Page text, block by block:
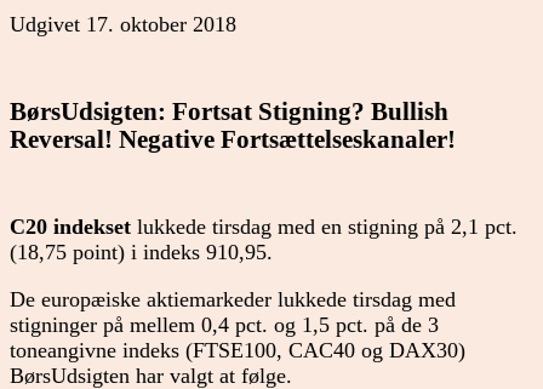
Udgivet 17. oktober 2018
BørsUdsigten: Fortsat Stigning? Bullish
Reversal! Negative Fortsættelseskanaler!
C20 indekset lukkede tirsdag med en stigning på 2,1 pct.
(18,75 point) i indeks 910,95.
De europæiske aktiemarkeder lukkede tirsdag med
stigninger på mellem 0,4 pct. og 1,5 pct. på de 3
toneangivne indeks (FTSE100, CAC40 og DAX30)
BørsUdsigten har valgt at følge.